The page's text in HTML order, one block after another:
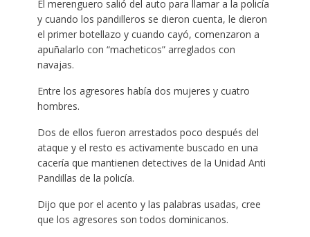
El merenguero salió del auto para llamar a la policía
y cuando los pandilleros se dieron cuenta, le dieron
el primer botellazo y cuando cayó, comenzaron a
apuñalarlo con “macheticos” arreglados con
navajas.
Entre los agresores había dos mujeres y cuatro
hombres.
Dos de ellos fueron arrestados poco después del
ataque y el resto es activamente buscado en una
cacería que mantienen detectives de la Unidad Anti
Pandillas de la policía.
Dijo que por el acento y las palabras usadas, cree
que los agresores son todos dominicanos.